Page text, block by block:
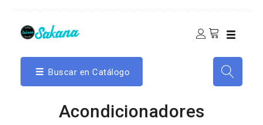
Buscar en Catálogo
Acondicionadores